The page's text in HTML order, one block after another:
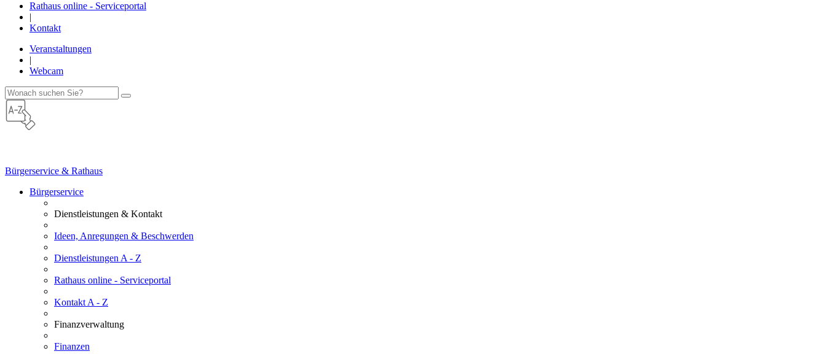
Rathaus online - Serviceportal
|
Kontakt
Veranstaltungen
|
Webcam
Bürgerservice & Rathaus
Bürgerservice
Dienstleistungen & Kontakt
Ideen, Anregungen & Beschwerden
Dienstleistungen A - Z
Rathaus online - Serviceportal
Kontakt A - Z
Finanzverwaltung
Finanzen